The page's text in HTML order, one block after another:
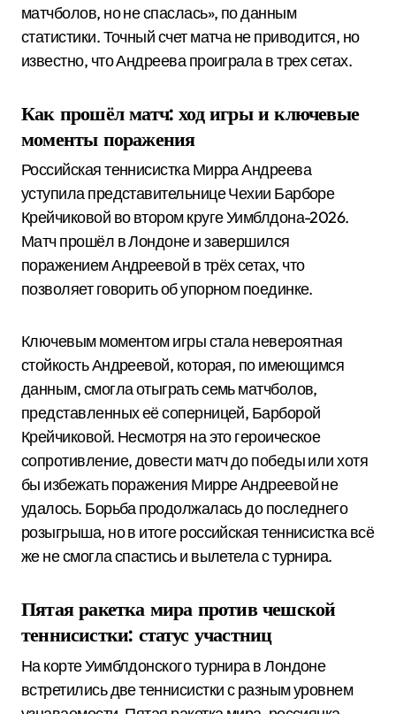
матчболов, но не спаслась», по данным
статистики. Точный счет матча не приводится, но
известно, что Андреева проиграла в трех сетах.
Как прошёл матч: ход игры и ключевые
моменты поражения
Российская теннисистка Мирра Андреева
уступила представительнице Чехии Барборе
Крейчиковой во втором круге Уимблдона-2026.
Матч прошёл в Лондоне и завершился
поражением Андреевой в трёх сетах, что
позволяет говорить об упорном поединке.
Ключевым моментом игры стала невероятная
стойкость Андреевой, которая, по имеющимся
данным, смогла отыграть семь матчболов,
представленных её соперницей, Барборой
Крейчиковой. Несмотря на это героическое
сопротивление, довести матч до победы или хотя
бы избежать поражения Мирре Андреевой не
удалось. Борьба продолжалась до последнего
розыгрыша, но в итоге российская теннисистка всё
же не смогла спастись и вылетела с турнира.
Пятая ракетка мира против чешской
теннисистки: статус участниц
На корте Уимблдонского турнира в Лондоне
встретились две теннисистки с разным уровнем